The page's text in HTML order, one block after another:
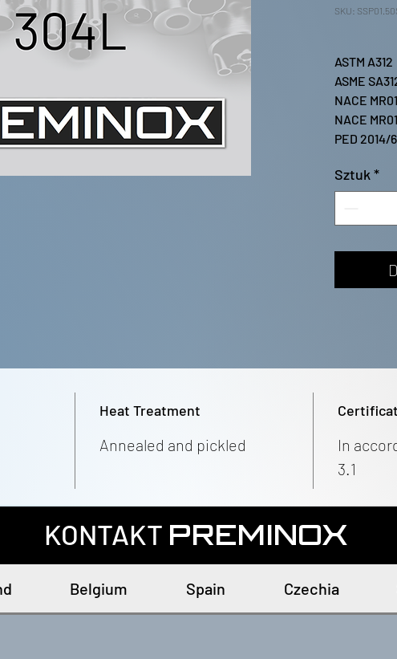
SKU:
ASTM A312
ASME
NACE
NACE
PED 2014/
Sztuk *
Heat Treatment
Annealed and pickled
In
3.1
KONTAKT PREMINOX
Belgium Spain Czechia